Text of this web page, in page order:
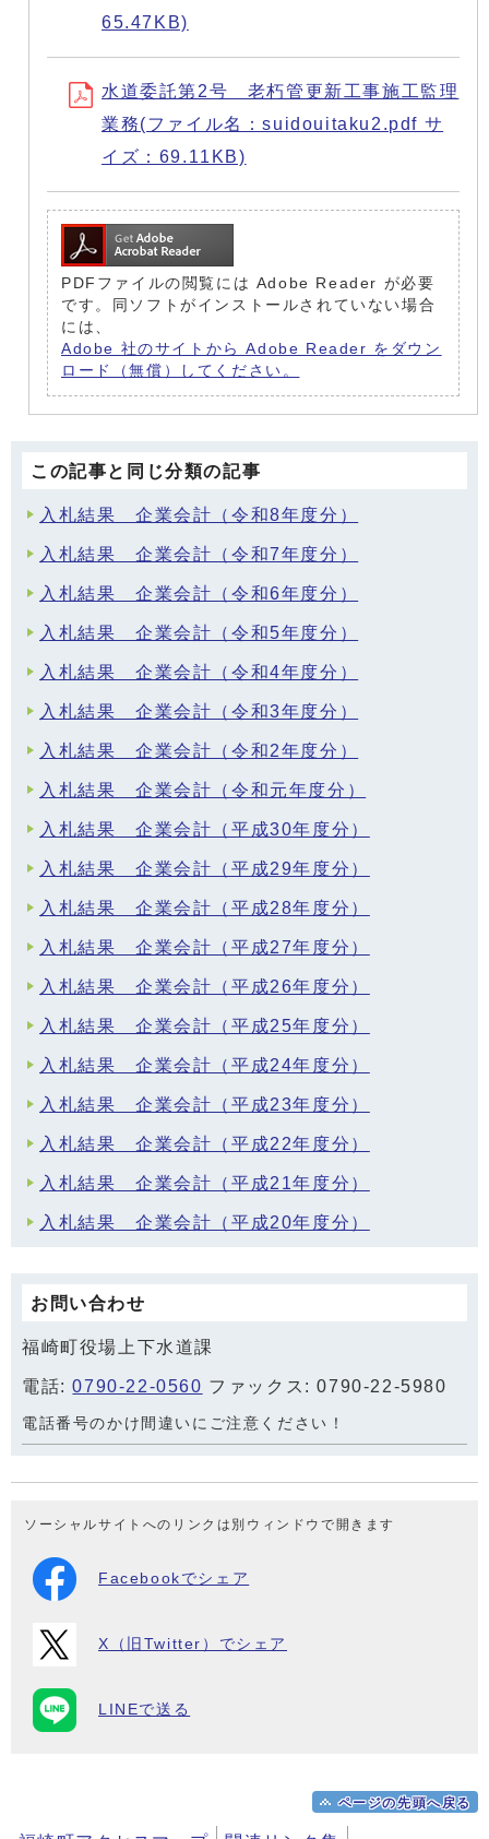
65.47KB)
水道委託第2号 老朽管更新工事施工監理
業務(ファイル名：suidouitaku2.pdf サ
イズ：69.11KB)
PDFファイルの閲覧には Adobe Reader が必要
です。同ソフトがインストールされていない場合
には、
Adobe 社のサイトから Adobe Reader をダウン
ロード（無償）してください。
この記事と同じ分類の記事
入札結果 企業会計（令和8年度分）
入札結果 企業会計（令和7年度分）
入札結果 企業会計（令和6年度分）
入札結果 企業会計（令和5年度分）
入札結果 企業会計（令和4年度分）
入札結果 企業会計（令和3年度分）
入札結果 企業会計（令和2年度分）
入札結果 企業会計（令和元年度分）
入札結果 企業会計（平成30年度分）
入札結果 企業会計（平成29年度分）
入札結果 企業会計（平成28年度分）
入札結果 企業会計（平成27年度分）
入札結果 企業会計（平成26年度分）
入札結果 企業会計（平成25年度分）
入札結果 企業会計（平成24年度分）
入札結果 企業会計（平成23年度分）
入札結果 企業会計（平成22年度分）
入札結果 企業会計（平成21年度分）
入札結果 企業会計（平成20年度分）
お問い合わせ
福崎町役場上下水道課
電話:0790-22-0560 ファックス: 0790-22-5980
電話番号のかけ間違いにご注意ください！
ソーシャルサイトへのリンクは別ウィンドウで開きます
Facebookでシェア
X（旧Twitter）でシェア
LINEで送る
ページの先頭へ戻る